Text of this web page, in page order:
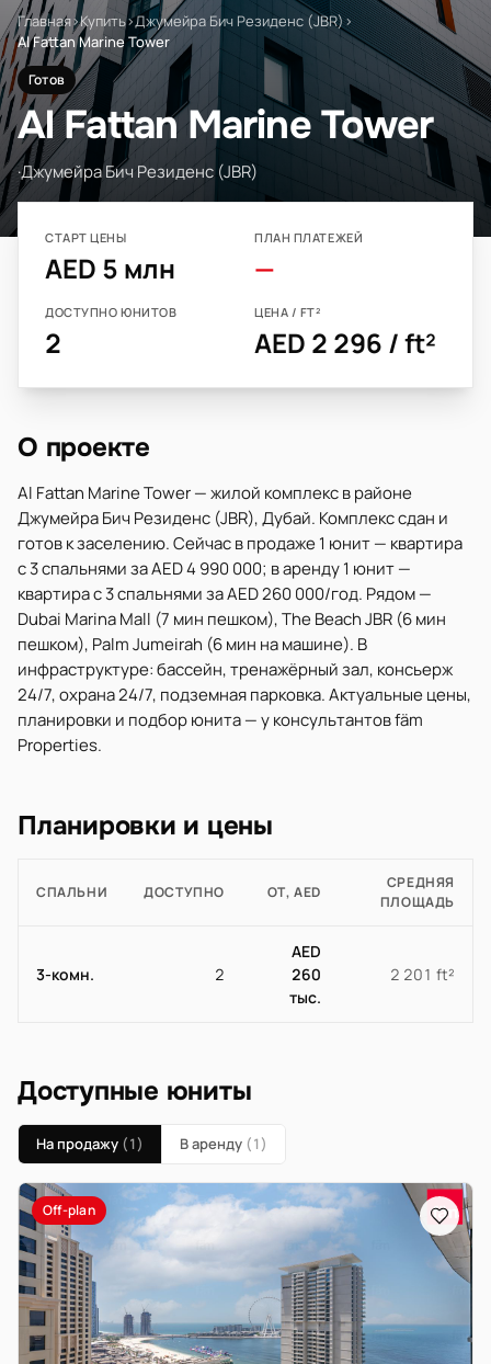
Главная›Купить›Джумейра Бич Резиденс (JBR)›
Al Fattan Marine Tower
Готов
Al Fattan Marine Tower
·Джумейра Бич Резиденс (JBR)
СТАРТ ЦЕНЫ
AED 5 млн
ПЛАН ПЛАТЕЖЕЙ
—
ДОСТУПНО ЮНИТОВ
2
ЦЕНА / FT²
AED 2 296 / ft²
О проекте
Al Fattan Marine Tower — жилой комплекс в районе
Джумейра Бич Резиденс (JBR), Дубай. Комплекс сдан и
готов к заселению. Сейчас в продаже 1 юнит — квартира
с 3 спальнями за AED 4 990 000; в аренду 1 юнит —
квартира с 3 спальнями за AED 260 000/год. Рядом —
Dubai Marina Mall (7 мин пешком), The Beach JBR (6 мин
пешком), Palm Jumeirah (6 мин на машине). В
инфраструктуре: бассейн, тренажёрный зал, консьерж
24/7, охрана 24/7, подземная парковка. Актуальные цены,
планировки и подбор юнита — у консультантов fäm
Properties.
Планировки и цены
СПАЛЬНИ ДОСТУПНО ОТ, AED
СРЕДНЯЯ
ПЛОЩАДЬ
3-комн. 2
AED
260
тыс.
2 201 ft²
Доступные юниты
На продажу (1) В аренду (1)
Off-plan